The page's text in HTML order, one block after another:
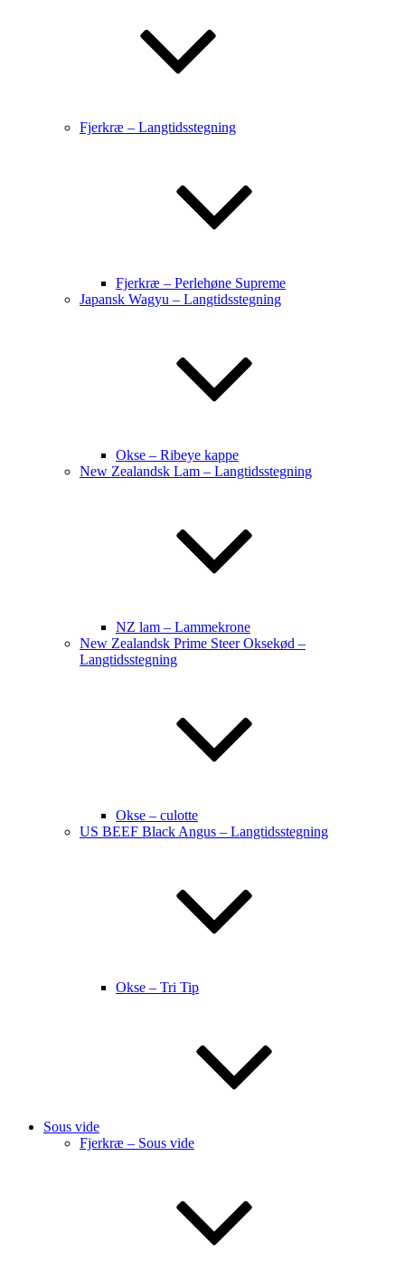
Fjerkræ – Langtidsstegning
Fjerkræ – Perlehøne Supreme
Japansk Wagyu – Langtidsstegning
Okse – Ribeye kappe
New Zealandsk Lam – Langtidsstegning
NZ lam – Lammekrone
New Zealandsk Prime Steer Oksekød –
Langtidsstegning
Okse – culotte
US BEEF Black Angus – Langtidsstegning
Okse – Tri Tip
Sous vide
Fjerkræ – Sous vide